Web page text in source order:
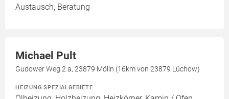
Austausch, Beratung
Michael Pult
Gudower Weg 2 a, 23879 Mölln (16km von 23879 Lüchow)
HEIZUNG SPEZIALGEBIETE